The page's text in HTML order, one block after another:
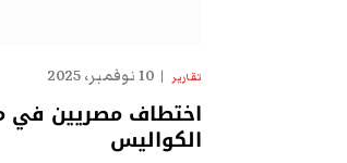
تقارير 10 نوفمبر، 2025
اختطاف مصريين في
الكواليس